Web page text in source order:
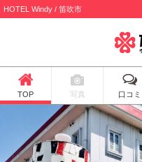
HOTEL Windy / 笛吹市
TOP 写真 口コミ